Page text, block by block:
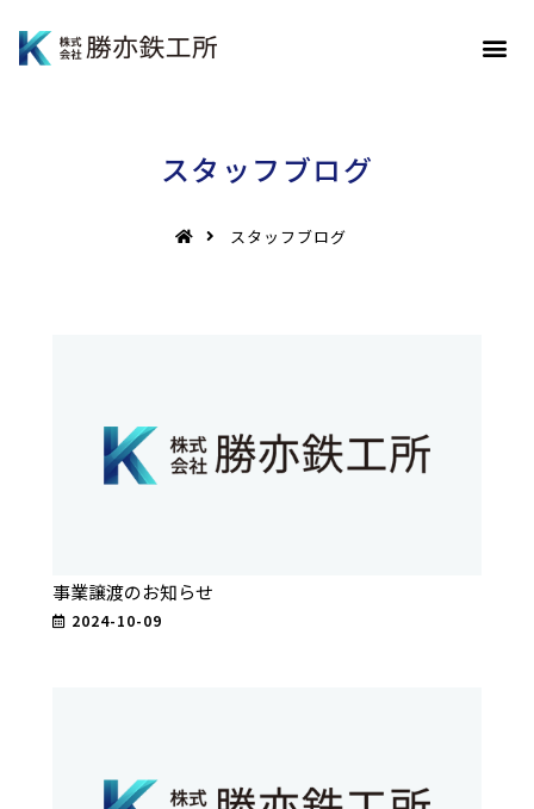
スタッフブログ
スタッフブログ
事業譲渡のお知らせ
2024-10-09